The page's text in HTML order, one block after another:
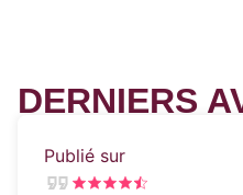
DERNIERS
Publié sur